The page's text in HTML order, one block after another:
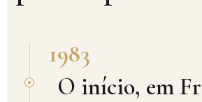
1983
O início, em